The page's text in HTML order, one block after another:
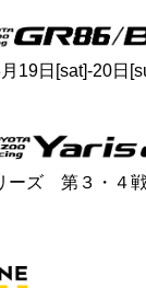
19日[sat]-20日
ーズ 第３・４